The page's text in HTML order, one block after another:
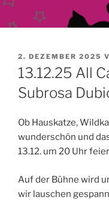
VERÖFFENTLICHT
AM
2. DEZEMBER 2025
13.12.25 All
Subrosa
Ob Hauskatze,
wunderschön und
13.12. um 20 Uhr
Auf der Bühne wird
wir lauschen